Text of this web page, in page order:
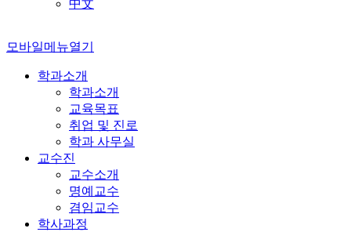
中文
모바일메뉴열기
학과소개
학과소개
교육목표
취업 및 진로
학과 사무실
교수진
교수소개
명예교수
겸임교수
학사과정